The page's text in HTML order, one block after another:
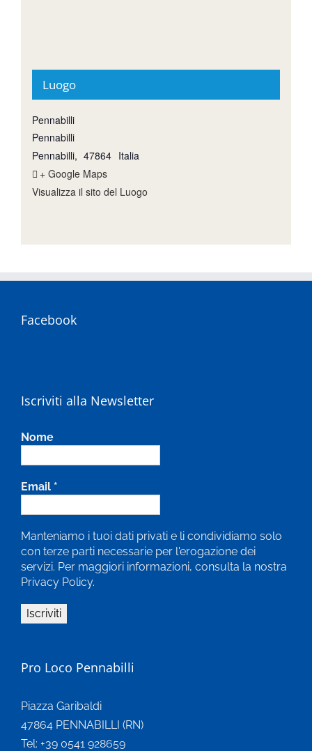
Luogo
Pennabilli
Pennabilli
Pennabilli, 47864 Italia
+ Google Maps
Visualizza il sito del Luogo
Facebook
Iscriviti alla Newsletter
Nome
Email *
Manteniamo i tuoi dati privati e li condividiamo solo
con terze parti necessarie per l'erogazione dei
servizi. Per maggiori informazioni, consulta la nostra
Privacy Policy.
Pro Loco Pennabilli
Piazza Garibaldi
47864 PENNABILLI (RN)
Tel: +39 0541 928659